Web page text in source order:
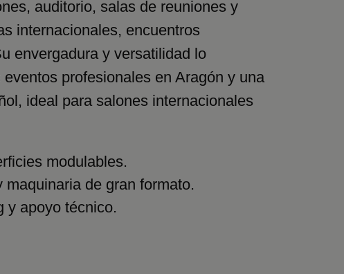
auditorio, salas de reuniones y
internacionales, encuentros
envergadura y versatilidad lo
profesionales en Aragón y una
ideal para salones internacionales
modulables.
de gran formato.
y apoyo técnico.